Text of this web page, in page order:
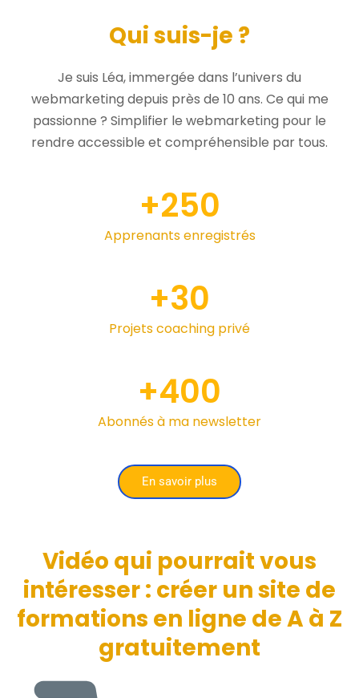
Qui suis-je ?
Je suis Léa, immergée dans l’univers du
webmarketing depuis près de 10 ans. Ce qui me
passionne ? Simplifier le webmarketing pour le
rendre accessible et compréhensible par tous.
Apprenants enregistrés
+250
Projets coaching privé
+30
Abonnés à ma newsletter
+400
En savoir plus
Vidéo qui pourrait vous
intéresser : créer un site de
formations en ligne de A à Z
gratuitement